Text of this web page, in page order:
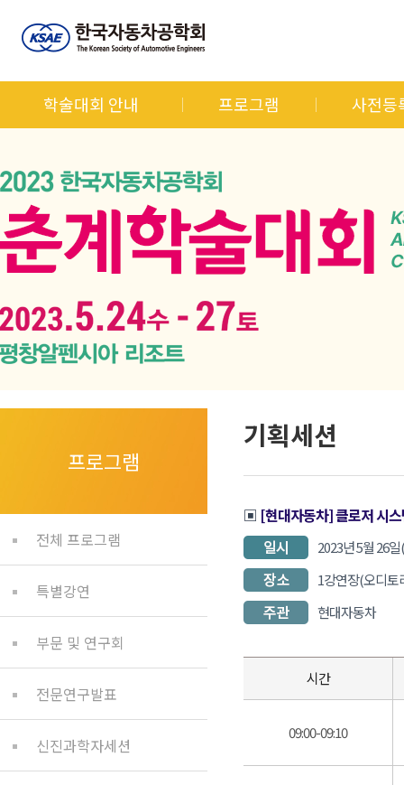
학술대회 안내 프로그램 사전등
기획세션
프로그램
전체 프로그램
특별강연
부문 및 연구회
전문연구발표
신진과학자세션
▣ [현대자동차] 클로저 시
2023년 5월 26
1강연장(오디토
현대자동차
시간
09:00-09:10